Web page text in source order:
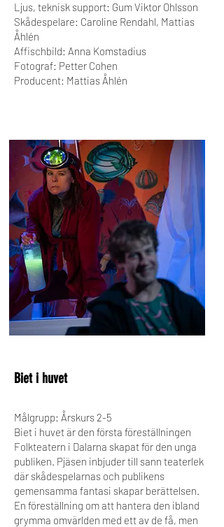
Ljus, teknisk support: Gum Viktor Ohlsson
Skådespelare: Caroline Rendahl, Mattias
Åhlén
Affischbild: Anna Komstadius
Fotograf: Petter Cohen
Producent: Mattias Åhlén
Biet i huvet
Målgrupp: Årskurs 2-5
Biet i huvet är den första föreställningen
Folkteatern i Dalarna skapat för den unga
publiken. Pjäsen inbjuder till sann teaterlek
där skådespelarnas och publikens
gemensamma fantasi skapar berättelsen.
En föreställning om att hantera den ibland
grymma omvärlden med ett av de få, men